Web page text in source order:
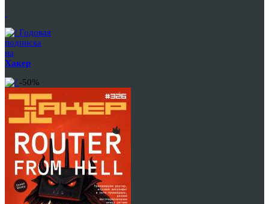
Годовая
подписка
на
Хакер
-50%